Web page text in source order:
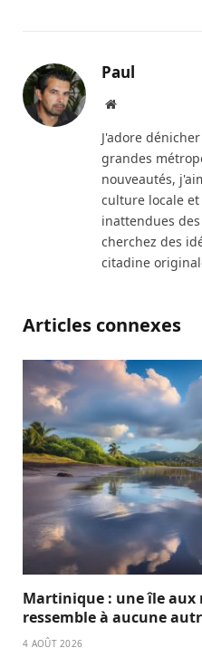
Paul
Site
J'adore
grandes
nouveautés,
culture locale
inattendues
cherchez des
citadine
Articles connexes
Martinique : une île aux
ressemble à aucune
4 AOÛT 2026